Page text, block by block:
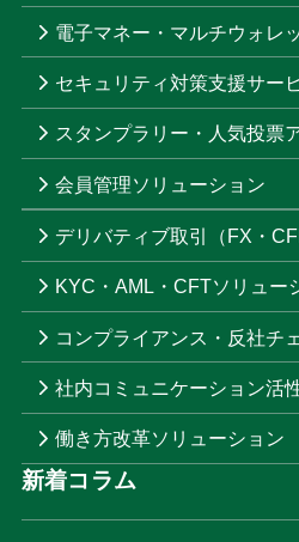
電子マネー・マルチウォレ
セキュリティ対策支援サー
スタンプラリー・人気投票
会員管理ソリューション
デリバティブ取引（FX・
KYC・AML・CFTソリュー
コンプライアンス・反社チ
社内コミュニケーション活
働き方改革ソリューション
新着コラム